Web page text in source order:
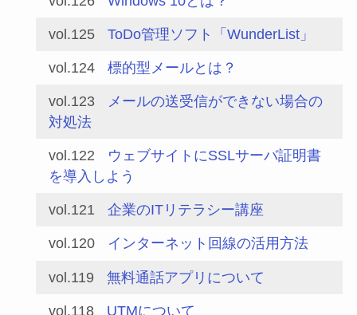
vol.125 ToDo管理ソフト「WunderList」
vol.124 標的型メールとは？
vol.123
メールの送受信ができない場合の
対処法
vol.122
ウェブサイトにSSLサーバ証明書
を導入しよう
vol.121 企業のITリテラシー講座
vol.120 インターネット回線の活用方法
vol.119 無料通話アプリについて
vol.118 UTMについて